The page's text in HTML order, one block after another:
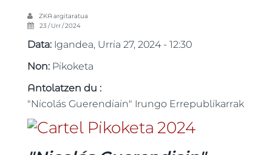
ZKA argitaratua
23 / Urr / 2024
Data: Igandea, Urria 27, 2024 - 12:30
Non: Pikoketa
Antolatzen du :
"Nicolás Guerendiain" Irungo Errepublikarrak